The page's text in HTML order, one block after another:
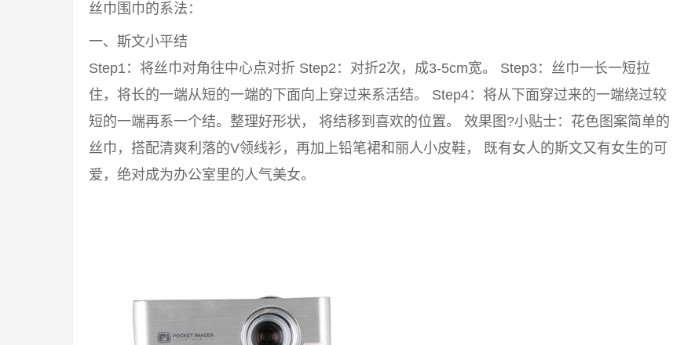
丝巾围巾的系法：
一、斯文小平结
Step1：将丝巾对角往中心点对折 Step2：对折2次，成3-5cm宽。 Step3：丝巾一长一短拉
住，将长的一端从短的一端的下面向上穿过来系活结。 Step4：将从下面穿过来的一端绕过较
短的一端再系一个结。整理好形状， 将结移到喜欢的位置。 效果图?小贴士：花色图案简单的
丝巾，搭配清爽利落的V领线衫，再加上铅笔裙和丽人小皮鞋， 既有女人的斯文又有女生的可
爱，绝对成为办公室里的人气美女。